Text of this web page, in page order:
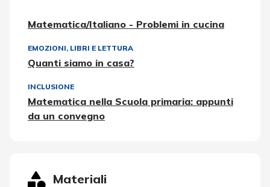
Matematica/Italiano - Problemi in cucina
EMOZIONI, LIBRI E LETTURA
Quanti siamo in casa?
INCLUSIONE
Matematica nella Scuola primaria: appunti
da un convegno
Materiali